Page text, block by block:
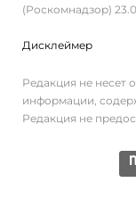
(Роскомнадзор)
Дисклеймер
Редакция не несет
информации,
Редакция не